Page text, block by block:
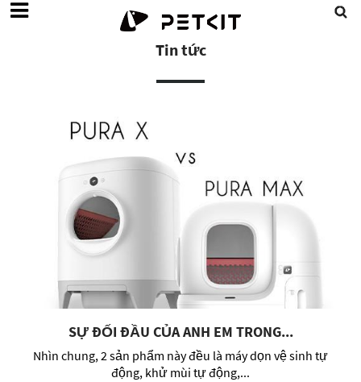
Tin tức
SỰ ĐỐI ĐẦU CỦA ANH EM TRONG...
Nhìn chung, 2 sản phẩm này đều là máy dọn vệ sinh tự
động, khử mùi tự động,...